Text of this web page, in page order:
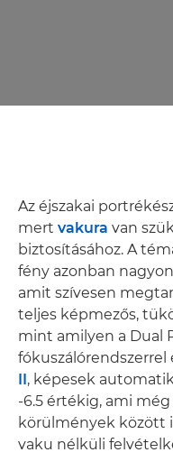
Az éjszakai
mert vakura van
biztosításához. A
fény azonban
amit szívesen
teljes képmezős,
mint amilyen a Dual
fókuszálórendszerrel
II, képesek
-6.5 értékig, ami
körülmények között
vaku nélküli